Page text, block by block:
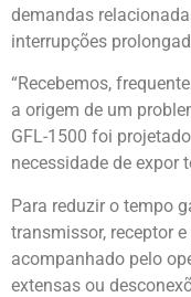
demandas
interrupções
“Recebemos,
a origem de um
GFL-1500 foi
necessidade de expor
Para reduzir o tempo
transmissor, receptor
acompanhado pelo
extensas ou